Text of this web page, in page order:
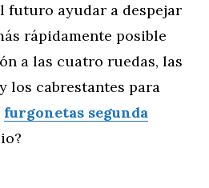
futuro ayudar a despejar
rápidamente posible
a las cuatro ruedas, las
los cabrestantes para
furgonetas segunda